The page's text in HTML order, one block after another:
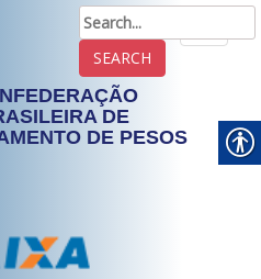
DE
DE PESOS